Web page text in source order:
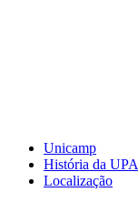
Unicamp
História da UPA
Localização